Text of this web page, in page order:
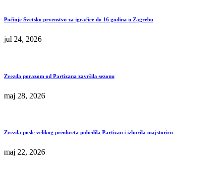
Počinje Svetsko prvenstvo za igračice do 16 godina u Zagrebu
jul 24, 2026
Zvezda porazom od Partizana završila sezonu
maj 28, 2026
Zvezda posle velikog preokreta pobedila Partizan i izborila majstoricu
maj 22, 2026